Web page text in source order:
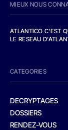
MIEUX NOUS
ATLANTICO C'EST
LE RESEAU
CATEGORIES
DECRYPTAGES
DOSSIERS
RENDEZ-VOUS